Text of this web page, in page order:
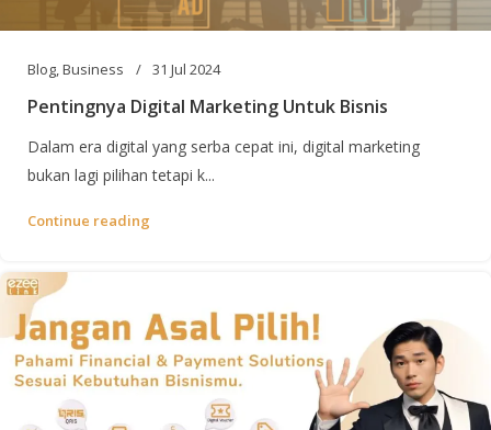
Blog,Business 31 Jul 2024
Pentingnya Digital Marketing Untuk Bisnis
Dalam era digital yang serba cepat ini, digital marketing
bukan lagi pilihan tetapi k...
Continue reading